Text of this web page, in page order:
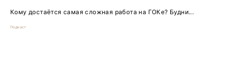
Кому достаётся самая сложная работа на ГОКе? Будни...
Подкаст